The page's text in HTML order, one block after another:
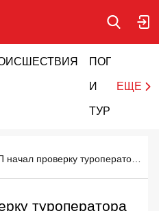
ПОГОДА
И
ТУРИЗМ
ЕЩЕ
туроператора